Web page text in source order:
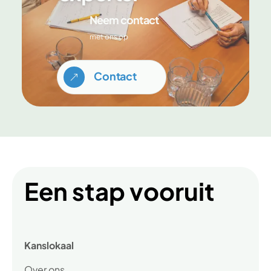
Neem contact
met ons op
& Contact
Een stap vooruit
Kanslokaal